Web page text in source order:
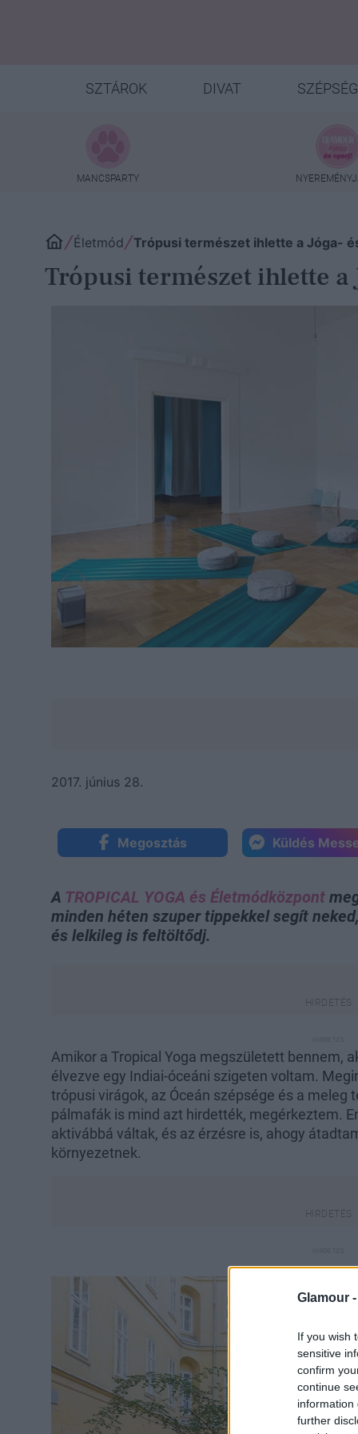
Glamour -
If you wish
sensitive
confirm
continue
information
further
SZTÁROK DIVAT SZÉPSÉG
MANCSPARTY
Életmód Trópusi természet ihlette a Jóga-
Trópusi természet ihlette
2017. június 28.
Megosztás Küldés
A TROPICAL YOGA és Életmódközpont
minden héten szuper tippekkel segít
és lelkileg is feltöltődj.
Amikor a Tropical Yoga megszületett bennem,
élvezve egy Indiai-óceáni szigeten voltam.
trópusi virágok, az Óceán szépsége és a meleg
pálmafák is mind azt hirdették, megérkeztem.
aktivábbá váltak, és az érzésre is, ahogy
környezetnek.